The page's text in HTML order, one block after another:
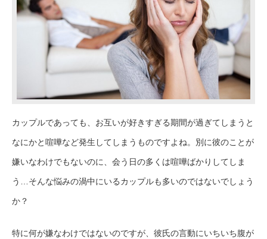
カップルであっても、お互いが好きすぎる期間が過ぎてしまうと
なにかと喧嘩など発生してしまうものですよね。別に彼のことが
嫌いなわけでもないのに、会う日の多くは喧嘩ばかりしてしま
う…そんな悩みの渦中にいるカップルも多いのではないでしょう
か？
特に何が嫌なわけではないのですが、彼氏の言動にいちいち腹が